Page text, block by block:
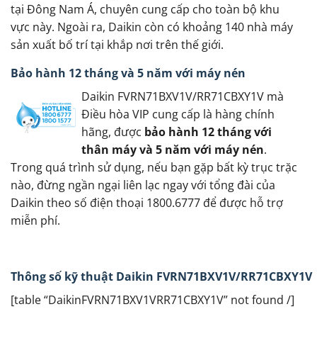
tại Đông Nam Á, chuyên cung cấp cho toàn bộ khu
vực này. Ngoài ra, Daikin còn có khoảng 140 nhà máy
sản xuất bố trí tại khắp nơi trên thế giới.
Bảo hành 12 tháng và 5 năm với máy nén
Daikin FVRN71BXV1V/RR71CBXY1V mà
Điều hòa VIP cung cấp là hàng chính
hãng, được bảo hành 12 tháng với
thân máy và 5 năm với máy nén.
Trong quá trình sử dụng, nếu bạn gặp bất kỳ trục trặc
nào, đừng ngần ngại liên lạc ngay với tổng đài của
Daikin theo số điện thoại 1800.6777 để được hỗ trợ
miễn phí.
Thông số kỹ thuật Daikin FVRN71BXV1V/RR71CBXY1V
[table “DaikinFVRN71BXV1VRR71CBXY1V” not found /]